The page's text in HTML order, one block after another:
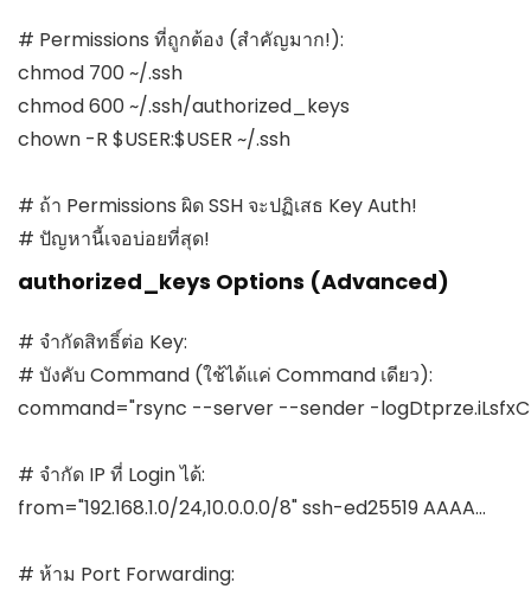
# Permissions ที่ถูกต้อง (สำคัญมาก!):
chmod 700 ~/.ssh
chmod 600 ~/.ssh/authorized_keys
chown -R $USER:$USER ~/.ssh
# ถ้า Permissions ผิด SSH จะปฏิเสธ Key Auth!
# ปัญหานี้เจอบ่อยที่สุด!
authorized_keys Options (Advanced)
# จำกัดสิทธิ์ต่อ Key:
# บังคับ Command (ใช้ได้แค่ Command เดียว):
command="rsync --server --sender -
# จำกัด IP ที่ Login ได้:
from="192.168.1.0/24,10.0.0.0/8" ssh-ed25519 AAAA...
# ห้าม Port Forwarding: